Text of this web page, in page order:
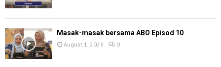
Masak-masak bersama ABO Episod 10
August 1, 2026 0